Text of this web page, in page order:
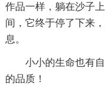
作品一样，躺在沙子
间，它终于停了下来
息。
小小的生命也有
的品质！